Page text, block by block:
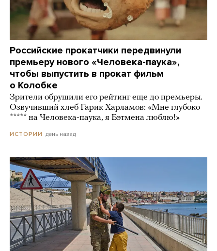
Российские прокатчики передвинули
премьеру нового «Человека-паука»,
чтобы выпустить в прокат фильм
о Колобке
Зрители обрушили его рейтинг еще до премьеры.
Озвучивший хлеб Гарик Харламов: «Мне глубоко
***** на Человека-паука, я Бэтмена люблю!»
ИСТОРИИ день назад